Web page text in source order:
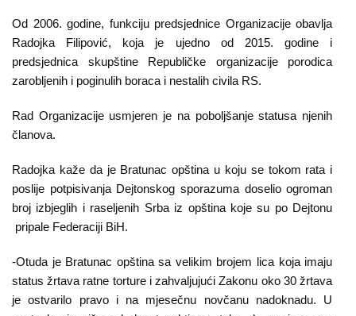
Početna
O
nama
Aktuelnosti
sa
ženskim
licem
Sigurna
kuća
Od 2006. godine, funkciju predsjednice Organizacije obavlja
Radojka Filipović, koja je ujedno od 2015. godine i
predsjednica skupštine Republičke organizacije porodica
zarobljenih i poginulih boraca i nestalih civila RS.
Rad Organizacije usmjeren je na poboljšanje statusa njenih
članova.
Radojka kaže da je Bratunac opština u koju se tokom rata i
poslije potpisivanja Dejtonskog sporazuma doselio ogroman
broj izbjeglih i raseljenih Srba iz opština koje su po Dejtonu
pripale Federaciji BiH.
-Otuda je Bratunac opština sa velikim brojem lica koja imaju
status žrtava ratne torture i zahvaljujući Zakonu oko 30 žrtava
je ostvarilo pravo i na mjesečnu novčanu nadoknadu. U